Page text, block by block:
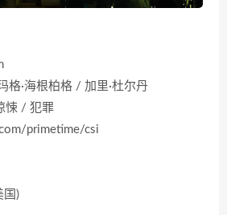
格·海根柏格 / 加里·杜尔丹
悚 / 犯罪
primetime/csi
国)